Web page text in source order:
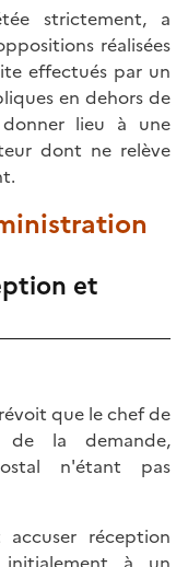
strictement, a
réalisées
effectués par un
en dehors de
lieu à une
dont ne relève
et
que le chef de
de la demande,
n'étant pas
réception